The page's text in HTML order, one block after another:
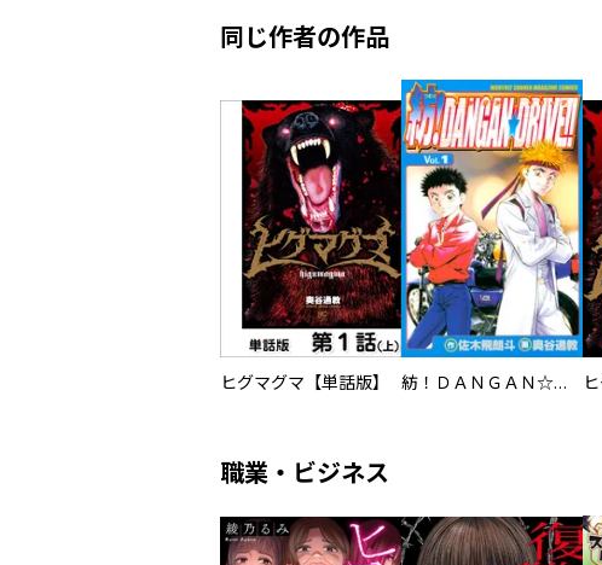
同じ作者の作品
ヒグマグマ【単話版】 紡！ＤＡＮＧＡＮ☆ＤＲＩＶＥ！！
職業・ビジネス